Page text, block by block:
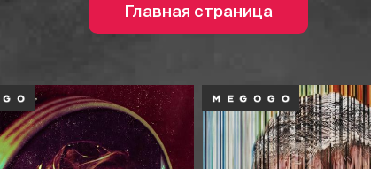
Главная страница